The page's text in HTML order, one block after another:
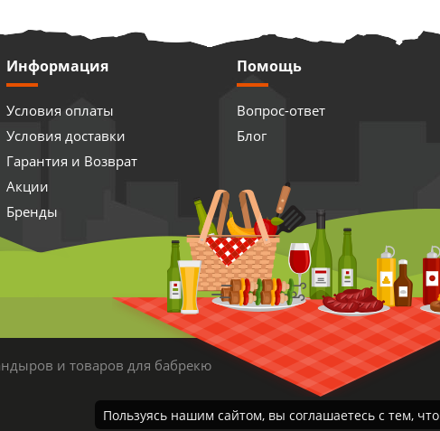
Информация
Условия оплаты
Условия доставки
Гарантия и Возврат
Акции
Бренды
Помощь
Вопрос-ответ
Блог
и товаров для бабрекю
Пользуясь нашим сайтом, вы соглашаетесь с тем, что